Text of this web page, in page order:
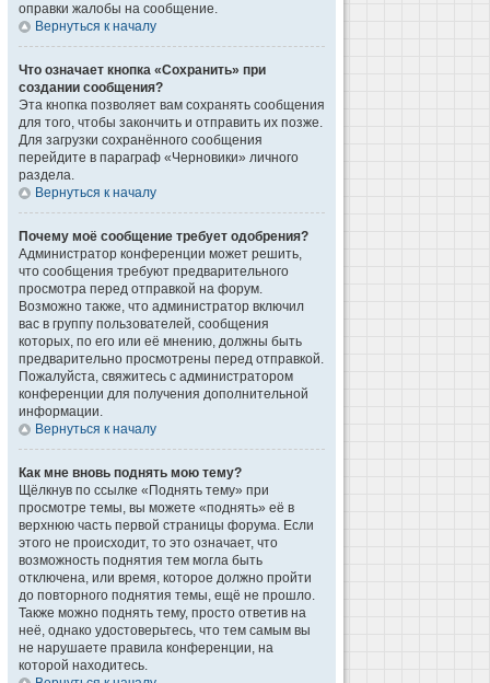
оправки жалобы на сообщение.
Вернуться к началу
Что означает кнопка «Сохранить» при
создании сообщения?
Эта кнопка позволяет вам сохранять сообщения
для того, чтобы закончить и отправить их позже.
Для загрузки сохранённого сообщения
перейдите в параграф «Черновики» личного
раздела.
Вернуться к началу
Почему моё сообщение требует одобрения?
Администратор конференции может решить,
что сообщения требуют предварительного
просмотра перед отправкой на форум.
Возможно также, что администратор включил
вас в группу пользователей, сообщения
которых, по его или её мнению, должны быть
предварительно просмотрены перед отправкой.
Пожалуйста, свяжитесь с администратором
конференции для получения дополнительной
информации.
Вернуться к началу
Как мне вновь поднять мою тему?
Щёлкнув по ссылке «Поднять тему» при
просмотре темы, вы можете «поднять» её в
верхнюю часть первой страницы форума. Если
этого не происходит, то это означает, что
возможность поднятия тем могла быть
отключена, или время, которое должно пройти
до повторного поднятия темы, ещё не прошло.
Также можно поднять тему, просто ответив на
неё, однако удостоверьтесь, что тем самым вы
не нарушаете правила конференции, на
которой находитесь.